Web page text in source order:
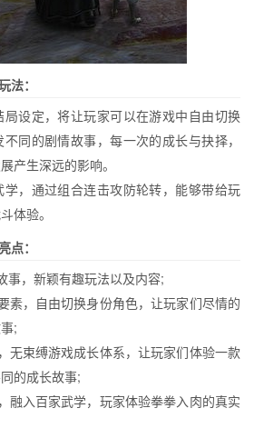
法：
设定，将让玩家可以在游戏中自由切换
同的剧情故事，每一次的成长与抉择，
产生深远的影响。
，通过组合连击攻防轮转，能够带给玩
体验。
点：
事，新颖有趣玩法以及内容;
素，自由切换身份角色，让玩家们尽情的
;
无束缚游戏成长体系，让玩家们体验一款
的成长故事;
融入百家武学，玩家体验拳拳入肉的真实